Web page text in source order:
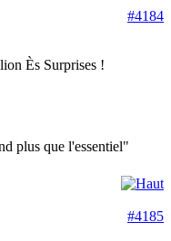
#4184
Ès Surprises !
plus que l'essentiel"
#4185